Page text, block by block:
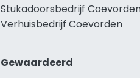
Stukadoorsbedrijf
Verhuisbedrijf Coevorden
Gewaardeerd